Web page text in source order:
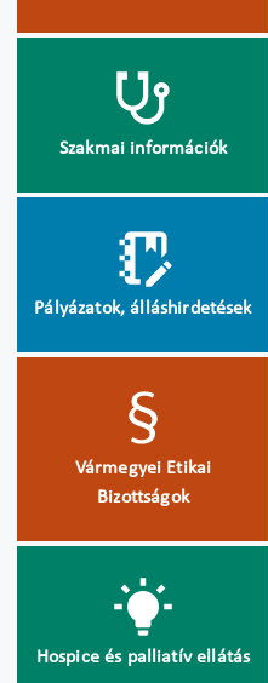
Szakmai információk
Pályázatok, álláshirdetések
Vármegyei Etikai
Bizottságok
Hospice és palliatív ellátás